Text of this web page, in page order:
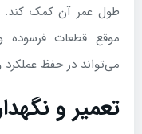
طول عمر آن کمک کند.
موقع قطعات فرسوده
می‌تواند در حفظ عملکرد
تعمیر و